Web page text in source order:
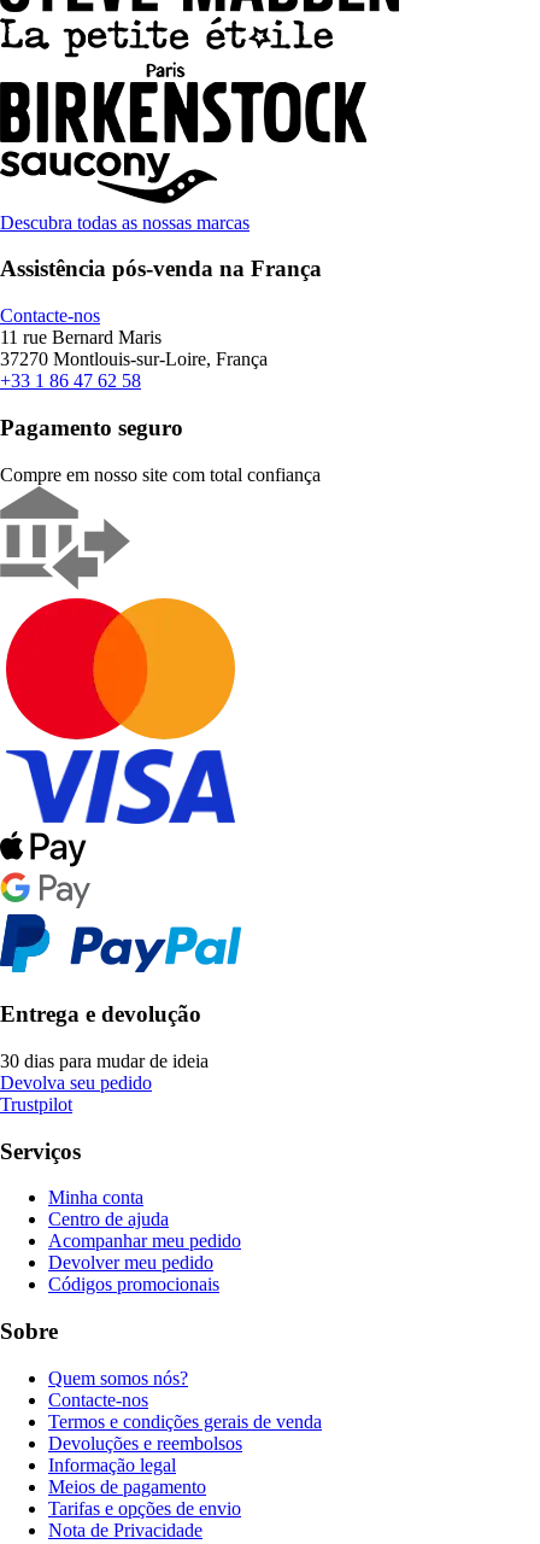
Descubra todas as nossas marcas
Assistência pós-venda na França
Contacte-nos
11 rue Bernard Maris
37270 Montlouis-sur-Loire, França
+33 1 86 47 62 58
Pagamento seguro
Compre em nosso site com total confiança
Entrega e devolução
30 dias para mudar de ideia
Devolva seu pedido
Trustpilot
Serviços
Minha conta
Centro de ajuda
Acompanhar meu pedido
Devolver meu pedido
Códigos promocionais
Sobre
Quem somos nós?
Contacte-nos
Termos e condições gerais de venda
Devoluções e reembolsos
Informação legal
Meios de pagamento
Tarifas e opções de envio
Nota de Privacidade